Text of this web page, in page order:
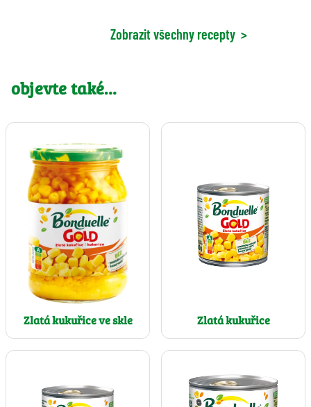
Zobrazit všechny recepty >
objevte také…
Zlatá kukuřice ve skle Zlatá kukuřice